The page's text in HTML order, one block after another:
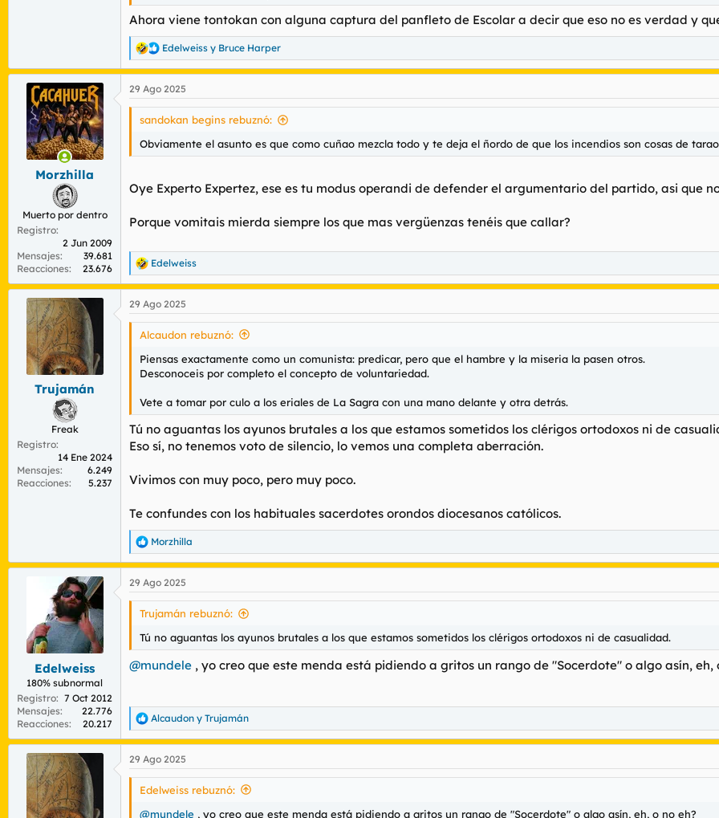
Ahora viene tontokan con alguna captura del panfleto de Escolar a decir que eso no es verdad y
R
e
c
c
n
e
:
Edelweiss y Bruce Harper
Morzhilla
Muerto por dentro
Registro
2 Jun 2009
Mensajes
39.681
Reacciones
23.676
29 Ago 2025
sandokan begins rebuznó:
Obviamente el asunto es que como cuñao mezcla todo y te deja el ñordo de que los incendios son cosas de
Oye Experto Expertez, ese es tu modus operandi de defender el argumentario del partido, asi que
Porque vomitais mierda siempre los que mas vergüenzas tenéis que callar?
R
e
a
c
c
Edelweiss
Trujamán
Freak
Registro
14 Ene 2024
Mensajes
6.249
Reacciones
5.237
29 Ago 2025
Alcaudon rebuznó:
Piensas exactamente como un comunista: predicar, pero que el hambre y la miseria la pasen otros.
Desconoceis por completo el concepto de voluntariedad.
Vete a tomar por culo a los eriales de La Sagra con una mano delante y otra detrás.
Tú no aguantas los ayunos brutales a los que estamos sometidos los clérigos ortodoxos ni de
Eso sí, no tenemos voto de silencio, lo vemos una completa aberración.
Vivimos con muy poco, pero muy poco.
Te confundes con los habituales sacerdotes orondos diocesanos católicos.
R
e
c
c
n
e
s
:
Morzhilla
Edelweiss
180% subnormal
Registro
7 Oct 2012
Mensajes
22.776
Reacciones
20.217
29 Ago 2025
Trujamán rebuznó:
Tú no aguantas los ayunos brutales a los que estamos sometidos los clérigos ortodoxos ni de casualidad.
@mundele , yo creo que este menda está pidiendo a gritos un rango de "Socerdote" o algo asín, eh,
R
e
a
c
c
n
Alcaudon y Trujamán
29 Ago 2025
Edelweiss rebuznó:
@mundele , yo creo que este menda está pidiendo a gritos un rango de "Socerdote" o algo asín, eh, o no eh?